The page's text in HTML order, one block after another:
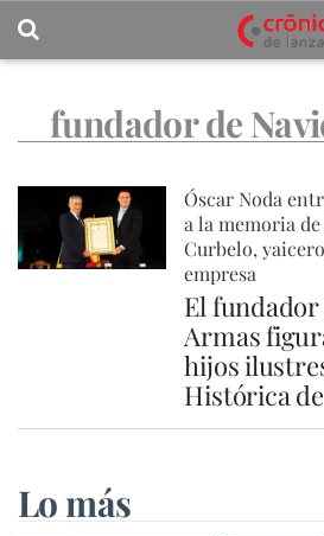
fundador de
Óscar Noda
a la memoria
Curbelo,
empresa
El
Armas
hijos
Histórica
Lo más